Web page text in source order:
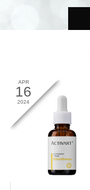
APR
16
2024